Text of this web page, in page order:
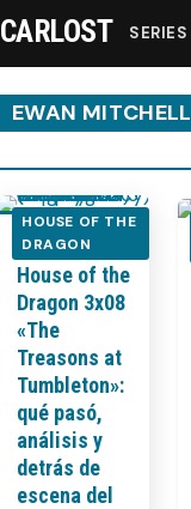
Streaming
Recomendaciones
Videos
Webisodios
CARLOST SERIES
EWAN MITCHELL
HOUSE OF THE
DRAGON
[Recap]
House of the
Dragon 3x08
«The
Treasons at
Tumbleton»:
qué pasó,
análisis y
detrás de
escena del